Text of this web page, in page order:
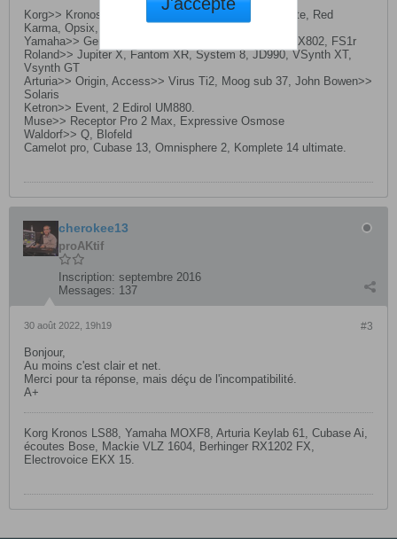
Korg>> Kronos 2, Pa5x, Modwave, Radias, Wavestate, Red
Karma, Opsix, Kingkorg
Yamaha>> Genos 2, Montage White edition, TG77, TX802, FS1r
Roland>> Jupiter X, Fantom XR, System 8, JD990, VSynth XT,
Vsynth GT
Arturia>> Origin, Access>> Virus Ti2, Moog sub 37, John Bowen>>
Solaris
Ketron>> Event, 2 Edirol UM880.
Muse>> Receptor Pro 2 Max, Expressive Osmose
Waldorf>> Q, Blofeld
Camelot pro, Cubase 13, Omnisphere 2, Komplete 14 ultimate.
cherokee13
proAKtif
Inscription: septembre 2016
Messages: 137
#3
30 août 2022, 19h19
Bonjour,
Au moins c'est clair et net.
Merci pour ta réponse, mais déçu de l'incompatibilité.
A+
Korg Kronos LS88, Yamaha MOXF8, Arturia Keylab 61, Cubase Ai,
écoutes Bose, Mackie VLZ 1604, Berhinger RX1202 FX,
Electrovoice EKX 15.